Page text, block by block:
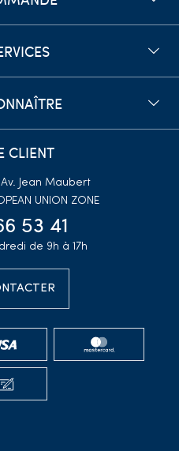
CLIENT
Jean Maubert
UNION ZONE
53 41
de 9h à 17h